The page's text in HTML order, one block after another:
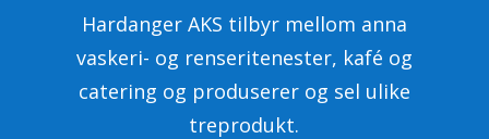
Hardanger AKS tilbyr mellom anna
vaskeri- og renseritenester, kafé og
catering og produserer og sel ulike
treprodukt.